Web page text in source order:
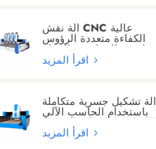
آلة نقش CNC عالية
الكفاءة متعددة الرؤوس
لنحت الجرانيت والرخام
آلة تشكيل جسرية متكاملة
باستخدام الحاسب الآلي
للجرانيت/الرخام/الكوارتز